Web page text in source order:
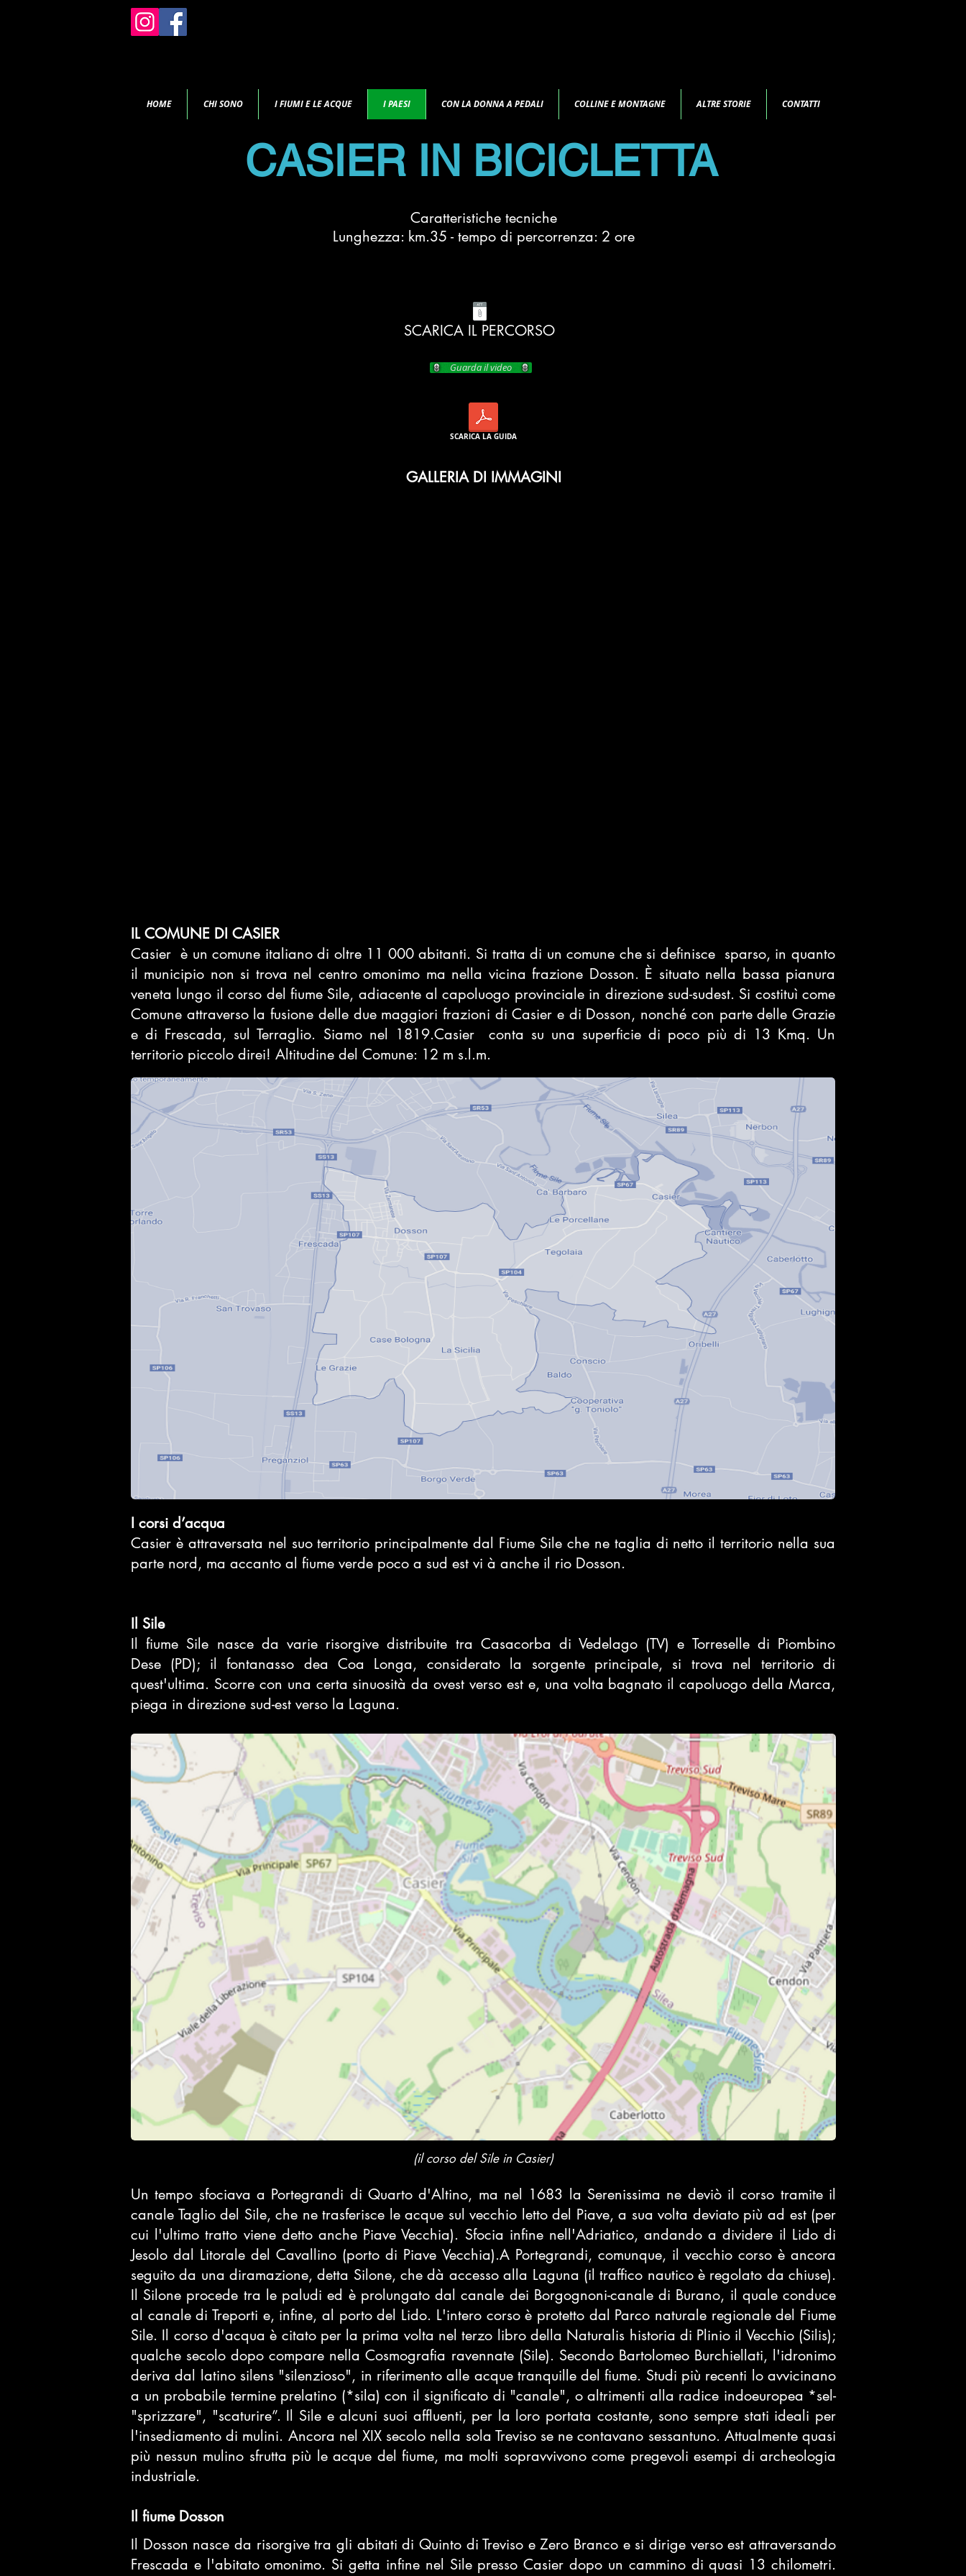
HOME CHI SONO I FIUMI E LE ACQUE I PAESI CON LA DONNA A PEDALI COLLINE E MONTAGNE ALTRE STORIE CONTATTI
CASIER IN BICICLETTA
Caratteristiche tecniche
Lunghezza: km.35 - tempo di percorrenza: 2 ore
SCARICA IL PERCORSO
Guarda il video
SCARICA LA GUIDA
GALLERIA DI IMMAGINI
IL COMUNE DI CASIER
Casier è uncomune italianodi oltre 11 000 abitanti. Si tratta di uncomune che si definisce sparso, in quanto
il municipio non si trova nel centro omonimo ma nella vicina frazione Dosson. È situato nella bassa pianura
veneta lungo il corso del fiume Sile, adiacente al capoluogo provinciale in direzione sud-sudest. Si costituì come
Comune attraverso la fusione delle due maggiori frazioni di Casier e di Dosson, nonché con parte delle Grazie
e di Frescada, sul Terraglio. Siamo nel 1819.Casier conta su una superficie di poco più di 13 Kmq. Un
territorio piccolo direi! Altitudine del Comune: 12 m s.l.m.
I corsi d’acqua
Casier è attraversata nel suo territorio principalmente dal Fiume Sile che ne taglia di netto il territorio nella sua
parte nord, ma accanto al fiume verde poco a sud est vi à anche il rio Dosson.
Il Sile
Il fiume Sile nasce da varie risorgive distribuite tra Casacorba diVedelago (TV) e Torreselledi Piombino
Dese (PD); il fontanasso dea Coa Longa, considerato la sorgente principale, si trova nel territorio di
quest'ultima. Scorre con una certa sinuosità da ovest verso est e, una volta bagnato il capoluogo della Marca,
piega in direzione sud-est verso la Laguna.
(il corso del Sile in Casier)
Un tempo sfociava a Portegrandi diQuarto d'Altino, ma nel 1683 la Serenissima ne deviò il corso tramite il
canale Taglio del Sile, che ne trasferisce le acque sul vecchio letto del Piave, a sua volta deviato più ad est (per
cui l'ultimo tratto viene detto anche Piave Vecchia). Sfocia infine nell'Adriatico, andando a dividere il Lido di
Jesolo dal Litorale del Cavallino (porto di Piave Vecchia).A Portegrandi, comunque, il vecchio corso è ancora
seguito da una diramazione, detta Silone, che dà accesso alla Laguna (il traffico nautico è regolato da chiuse).
Il Silone procede tra le paludi ed è prolungato dal canale dei Borgognoni-canale di Burano, il quale conduce
al canale di Treporti e, infine, al porto del Lido. L'intero corso è protetto dal Parco naturale regionale del Fiume
Sile. Il corso d'acqua è citato per la prima volta nel terzo libro della Naturalis historia di Plinio il Vecchio(Silis);
qualche secolo dopo compare nellaCosmografia ravennate(Sile). Secondo Bartolomeo Burchiellati, l'idronimo
deriva dal latinosilens "silenzioso", in riferimento alle acque tranquille del fiume. Studi più recenti lo avvicinano
a un probabile termine prelatino (*sila) con il significato di "canale", o altrimenti alla radice indoeuropea *sel-
"sprizzare", "scaturire”. Il Sile e alcuni suoi affluenti, per la loro portata costante, sono sempre stati ideali per
l'insediamento di mulini. Ancora nel XIX secolo nella sola Treviso se ne contavano sessantuno. Attualmente quasi
più nessun mulino sfrutta più le acque del fiume, ma molti sopravvivono come pregevoli esempi di archeologia
industriale.
Il fiume Dosson
Il Dosson nasce da risorgivetra gli abitati di Quinto di Treviso eZero Branco e si dirige verso est attraversando
Frescada e l'abitato omonimo. Si getta infine nel SilepressoCasier dopo un cammino di quasi 13 chilometri.